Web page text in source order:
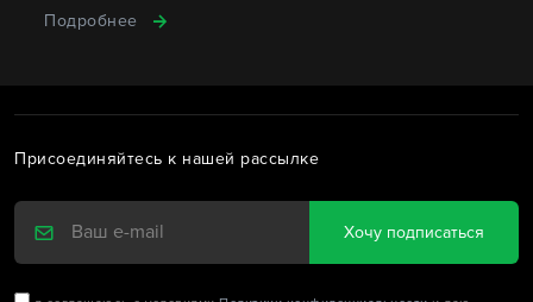
Подробнее
Присоединяйтесь к нашей рассылке
Хочу подписаться